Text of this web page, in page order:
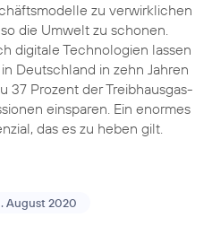
zu verwirklichen
die Umwelt zu schonen.
digitale Technologien lassen
Deutschland in zehn Jahren
37 Prozent der Treibhausgas-
einsparen. Ein enormes
das es zu heben gilt.
August 2020